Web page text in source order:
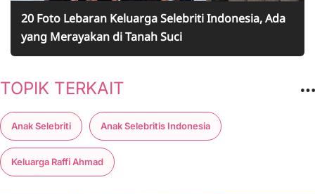
20 Foto Lebaran Keluarga Selebriti Indonesia, Ada
yang Merayakan di Tanah Suci
TOPIK TERKAIT
Anak Selebriti Anak Selebritis Indonesia
Keluarga Raffi Ahmad